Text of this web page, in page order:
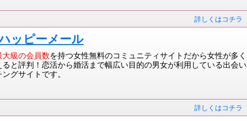
詳しくはコチラ
ッピーメール
大級の会員数を持つ女性無料のコミュニティサイトだから女性が多く
ると評判！恋活から婚活まで幅広い目的の男女が利用している出会い
グサイトです。
詳しくはコチラ